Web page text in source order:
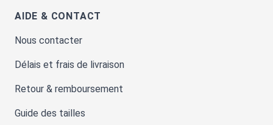
AIDE & CONTACT
Nous contacter
Délais et frais de livraison
Retour & remboursement
Guide des tailles